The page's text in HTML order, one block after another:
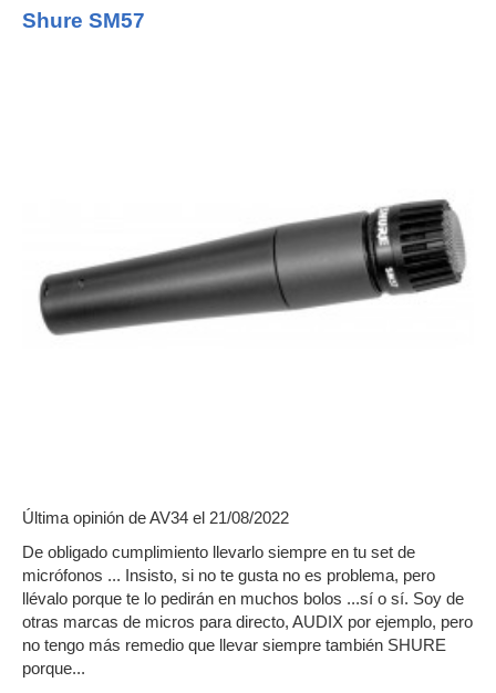
Shure SM57
Última opinión deAV34 el 21/08/2022
De obligado cumplimiento llevarlo siempre en tu set de
micrófonos ... Insisto, si no te gusta no es problema, pero
llévalo porque te lo pedirán en muchos bolos ...sí o sí. Soy de
otras marcas de micros para directo, AUDIX por ejemplo, pero
no tengo más remedio que llevar siempre también SHURE
porque...